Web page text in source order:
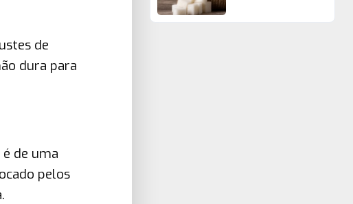
de
dura para
de uma
pelos